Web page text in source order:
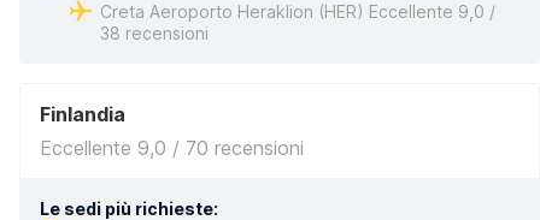
Creta Aeroporto Heraklion (HER) Eccellente 9,0 /
38 recensioni
Finlandia
Eccellente 9,0 / 70 recensioni
Le sedi più richieste: